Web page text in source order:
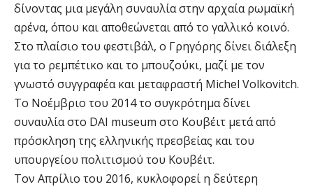
δίνοντας μια μεγάλη συναυλία στην αρχαία ρωμαϊκή
αρένα, όπου και αποθεώνεται από το γαλλικό κοινό.
Στο πλαίσιο του φεστιβάλ, ο Γρηγόρης δίνει διάλεξη
για το ρεμπέτικο και το μπουζούκι, μαζί με τον
γνωστό συγγραφέα και μεταφραστή Michel Volkovitch.
To Νοέμβριο του 2014 το συγκρότημα δίνει
συναυλία στο DAI museum στο Κουβέιτ μετά από
πρόσκληση της ελληνικής πρεσβείας και του
υπουργείου πολιτισμού του Κουβέιτ.
Τον Απρίλιο του 2016, κυκλοφορεί η δεύτερη